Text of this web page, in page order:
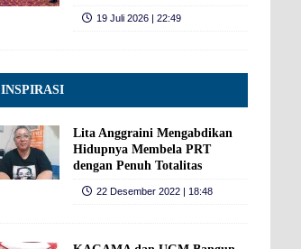
19 Juli 2026 | 22:49
INSPIRASI
Lita Anggraini Mengabdikan
Hidupnya Membela PRT
dengan Penuh Totalitas
22 Desember 2022 | 18:48